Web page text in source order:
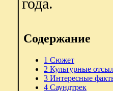
Содержание
1 Сюжет
2 Культурные
3 Интересные
4 Саундтрек